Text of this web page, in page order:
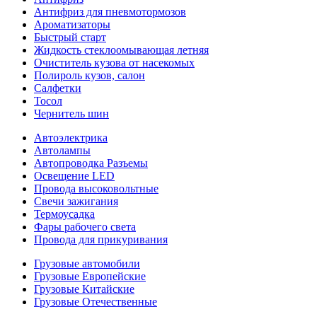
Антифриз для пневмотормозов
Ароматизаторы
Быстрый старт
Жидкость стеклоомывающая летняя
Очиститель кузова от насекомых
Полироль кузов, салон
Салфетки
Тосол
Чернитель шин
Автоэлектрика
Автолампы
Автопроводка Разъемы
Освещение LED
Провода высоковольтные
Свечи зажигания
Термоусадка
Фары рабочего света
Провода для прикуривания
Грузовые автомобили
Грузовые Европейские
Грузовые Китайские
Грузовые Отечественные